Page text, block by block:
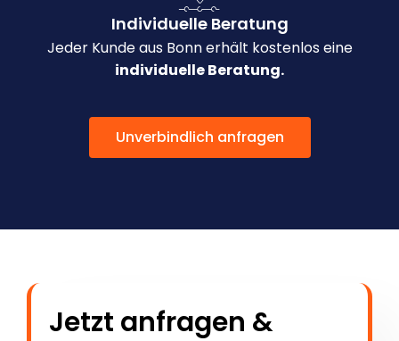
Individuelle Beratung
Jeder Kunde aus Bonn erhält kostenlos eine
individuelle Beratung.
Unverbindlich anfragen
Jetzt anfragen &